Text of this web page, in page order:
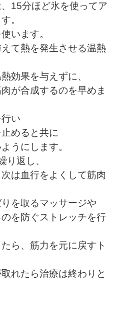
15分ほど氷を使ってア
。
います。
て熱を発生させる温熱
効果を与えずに、
が合成するのを早めま
い
めると共に
うにします。
り返し、
は血行をよくして筋肉
を取るマッサージや
を防ぐストレッチを行
ら、筋力を元に戻すト
れたら治療は終わりと